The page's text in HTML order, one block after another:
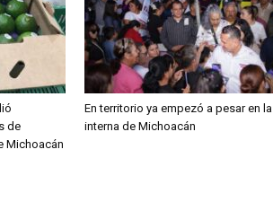
de
Michoacán
En territorio ya empezó a pesar en la
interna de Michoacán